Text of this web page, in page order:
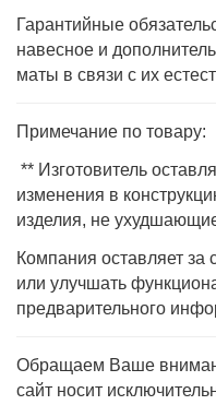
Гарантийные
навесное и
маты в связи с их
Примечание по товару:
** Изготовитель
изменения в
изделия, не
Компания оставляет
или улучшать
предварительного
Обращаем Ваше
сайт носит